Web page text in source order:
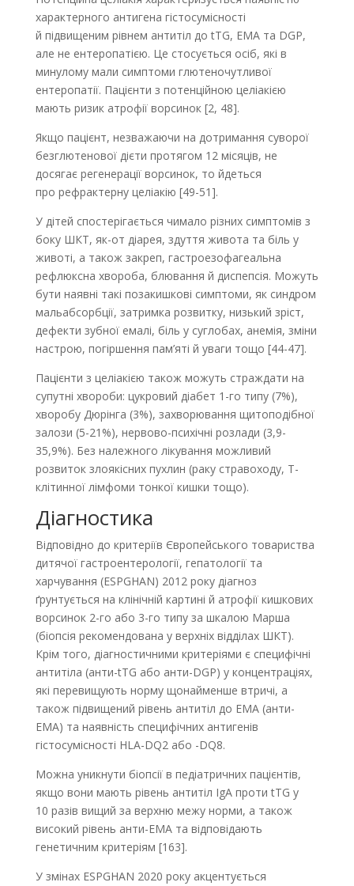
характерного антигена гістосумісності
й підвищеним рівнем антитіл до tTG, EMA та DGP,
але не ентеро­патією. Це стосується осіб, які в
минулому мали симптоми глютеночутливої
ентеропатії. Пацієнти з потенційною целіакією
мають ризик атрофії ворсинок [2, 48].
Якщо пацієнт, незважаючи на дотримання суворої
безглютенової дієти протягом 12 місяців, не
досягає регенерації ворсинок, то йдеться
про рефрактерну целіакію [49-51].
У дітей спостерігається чимало різних симптомів з
боку ШКТ, як-от діарея, здуття живота та біль у
животі, а також закреп, гастроезофагеальна
рефлюксна хвороба, блювання й диспепсія. Можуть
бути наявні такі позакишкові симптоми, як синдром
мальабсорбції, затримка розвитку, низький зріст,
дефекти зубної емалі, біль у суглобах, анемія, зміни
настрою, погіршення пам’яті й уваги тощо [44-47].
Пацієнти з целіакією також можуть страждати на
супутні хвороби: цукровий діабет 1-го типу (7%),
хворобу Дюрінга (3%), захворювання щитоподібної
залози (5-21%), нервово-психічні розлади (3,9-
35,9%). Без належного лікування можливий
розвиток зло­якісних пухлин (раку стравоходу, Т-
клітинної лімфоми тонкої кишки тощо).
Діагностика
Відповідно до критеріїв Європейського товариства
дитячої гастроентерології, гепатології та
харчування (ESPGHAN) 2012 року діагноз
ґрунтується на клінічній картині й атрофії кишкових
ворсинок 2-го або 3-го типу за шкалою Марша
(біопсія рекомендована у верхніх відділах ШКТ).
Крім того, діагностичними критеріями є специфічні
антитіла (анти-tTG або анти-DGP) у концентраціях,
які перевищують норму щонайменше втричі, а
також підвищений рівень антитіл до EMA (анти-
ЕМА) та наявність специфічних антигенів
гістосумісності HLA-DQ2 або -DQ8.
Можна уникнути біопсії в педіатричних пацієнтів,
якщо вони мають рівень антитіл IgA проти tTG у
10 разів вищий за верхню межу норми, а також
високий рівень анти-EMA та відповідають
генетичним критеріям [163].
У змінах ESPGHAN 2020 року акцентується